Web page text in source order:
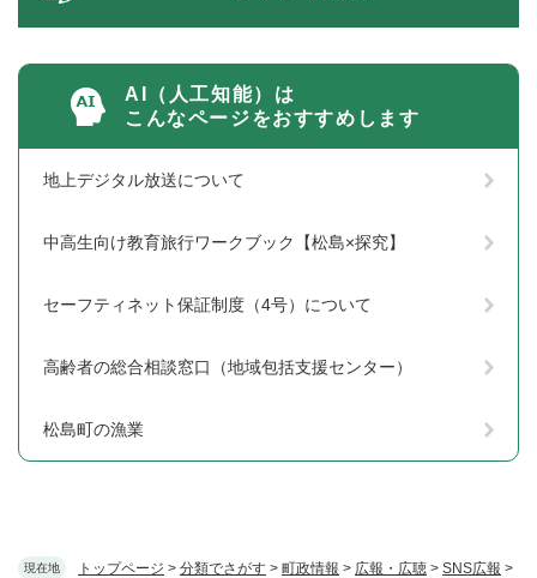
現在地 トップページ > 分類でさがす > 町政情報 > 広報・広聴 > SNS広報 >
AI（人工知能）は
こんなページをおすすめします
地上デジタル放送について
中高生向け教育旅行ワークブック【松島×探究】
セーフティネット保証制度（4号）について
高齢者の総合相談窓口（地域包括支援センター）
松島町の漁業